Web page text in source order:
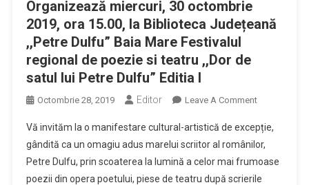
Organizează miercuri, 30 octombrie
2019, ora 15.00, la Biblioteca Județeană
,,Petre Dulfu” Baia Mare Festivalul
regional de poezie si teatru ,,Dor de
satul lui Petre Dulfu” Editia I
Octombrie 28, 2019 Editor Leave A CommentOn
Miercuri,
30
Octombrie
2019,
Vă invităm la o manifestare cultural-artistică de excepție,
gândită ca un omagiu adus marelui scriitor al românilor,
Petre Dulfu, prin scoaterea la lumină a celor mai frumoase
poezii din opera poetului, piese de teatru după scrierile